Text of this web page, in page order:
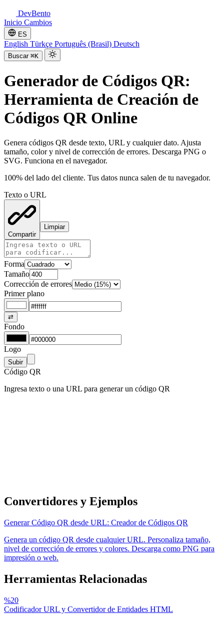
DevBento
Inicio Cambios
ES
English Türkçe Português (Brasil) Deutsch
Buscar ⌘K
Generador de Códigos QR:
Herramienta de Creación de
Códigos QR Online
Genera códigos QR desde texto, URL y cualquier dato. Ajusta
tamaño, color y nivel de corrección de errores. Descarga PNG o
SVG. Funciona en el navegador.
100% del lado del cliente. Tus datos nunca salen de tu navegador.
Texto o URL
Compartir
Limpiar
Forma
Tamaño
Corrección de errores
Primer plano
⇄
Fondo
Logo
Subir
Código QR
Ingresa texto o una URL para generar un código QR
Convertidores y Ejemplos
Generar Código QR desde URL: Creador de Códigos QR
Genera un código QR desde cualquier URL. Personaliza tamaño,
nivel de corrección de errores y colores. Descarga como PNG para
impresión o web.
Herramientas Relacionadas
%20
Codificador URL y Convertidor de Entidades HTML